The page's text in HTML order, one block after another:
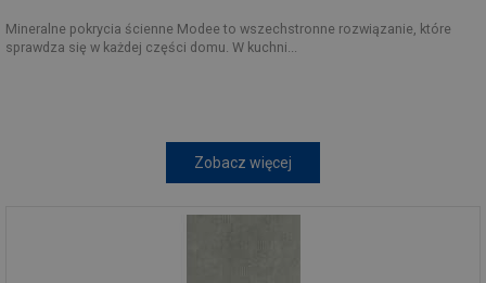
Mineralne pokrycia ścienne Modee to wszechstronne rozwiązanie, które
sprawdza się w każdej części domu. W kuchni...
Zobacz więcej